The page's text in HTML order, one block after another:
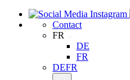
Contact
FR
DE
FR
DEFR